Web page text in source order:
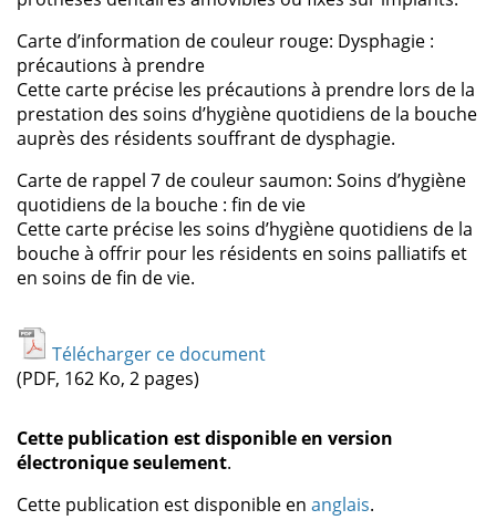
Carte d’information de couleur rouge: Dysphagie :
précautions à prendre
Cette carte précise les précautions à prendre lors de la
prestation des soins d’hygiène quotidiens de la bouche
auprès des résidents souffrant de dysphagie.
Carte de rappel 7 de couleur saumon: Soins d’hygiène
quotidiens de la bouche : fin de vie
Cette carte précise les soins d’hygiène quotidiens de la
bouche à offrir pour les résidents en soins palliatifs et
en soins de fin de vie.
Télécharger ce document
(PDF, 162 Ko, 2 pages)
Cette publication est disponible en version
électronique seulement.
Cette publication est disponible en anglais.